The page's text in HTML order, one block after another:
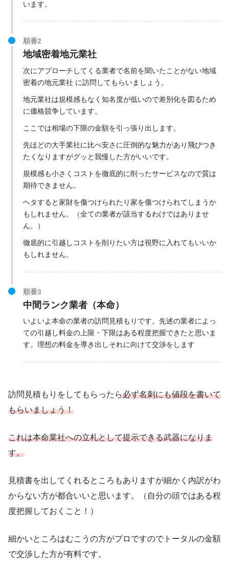
います。
順番2
地域密着地元業社
次にアプローチしてくる業者で名前を聞いたことがない地域
密着の地元業社 に訪問してもらいましょう。
地元業社は規模感もなく知名度が低いので差別化を図るため
に価格競争しています。
ここでは相場の下限の金額を引っ張り出します。
先ほどの大手業社に比べ安さに圧倒的な魅力があり飛びつき
たくなりますがグッと我慢した方がいいです。
規模感も小さくコストを徹底的に削ったサービスなので質は
期待できません。
ヘタすると家財を傷つけられたり家を傷つけられてしまうか
もしれません。（全ての業者が該当するわけではありませ
ん。）
徹底的に引越しコストを削りたい方は視野に入れてもいいか
もしれません。
順番3
中間ランク業者（本命）
いよいよ本命の業者の訪問見積もりです。先述の業者によっ
ての引越し料金の上限・下限はある程度把握できたと思いま
す。理想の料金を導き出しそれに向けて交渉をします
訪問見積もりをしてもらったら必ず名刺にも値段を書いて
もらいましょう！
これは本命業社への立札として提示できる武器になりま
す。
見積書を出してくれるところもありますが細かく内訳がわ
からない方が都合いいと思います。（自分の頭ではある程
度把握しておくこと！）
細かいところはむこうの方がプロですのでトータルの金額
で交渉した方が有料です。